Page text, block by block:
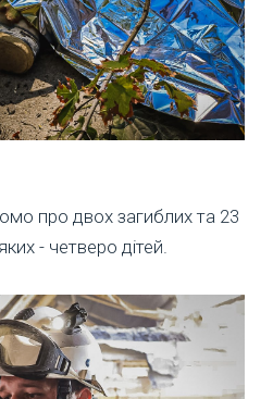
про двох загиблих та 23
- четверо дітей.